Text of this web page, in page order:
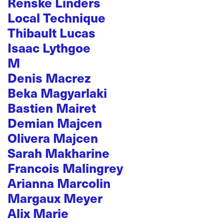
Local Technique
Thibault Lucas
Isaac Lythgoe
M
Denis Macrez
Beka Magyarlaki
Bastien Mairet
Demian Majcen
Olivera Majcen
Sarah Makharine
Francois Malingrey
Arianna Marcolin
Margaux Meyer
Alix Marie